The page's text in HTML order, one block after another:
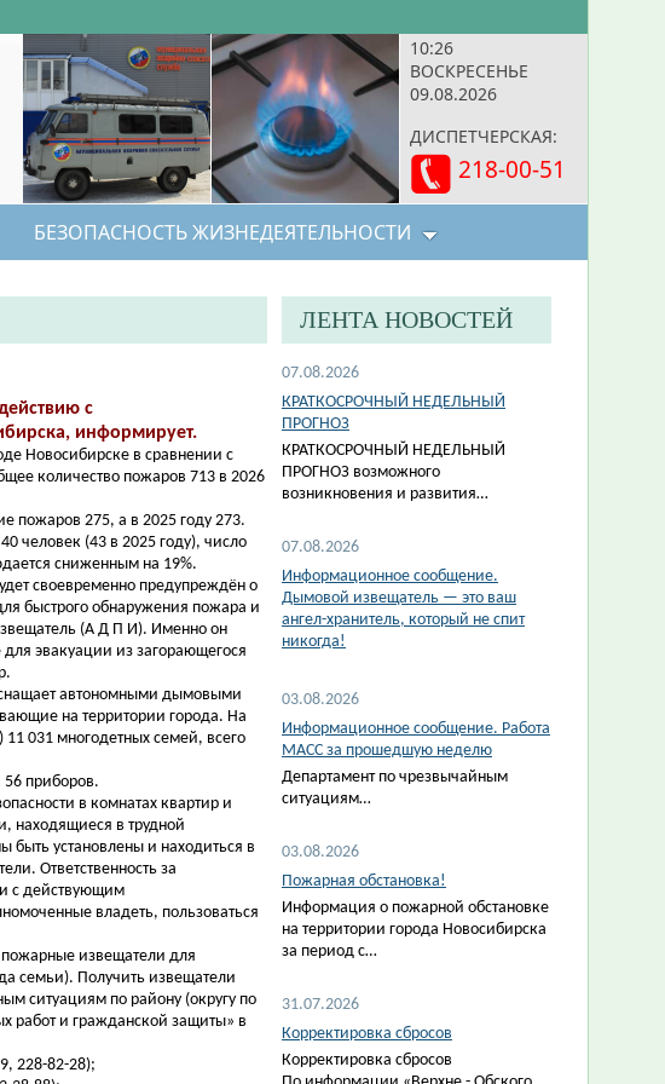
10:26
ВОСКРЕСЕНЬЕ
09.08.2026
ДИСПЕТЧЕРСКАЯ:
218-00-51
БЕЗОПАСНОСТЬ ЖИЗНЕДЕЯТЕЛЬНОСТИ
с
информирует.
Новосибирске в сравнении с
количество пожаров 713 в 2026
пожаров 275, а в 2025 году 273.
человек (43 в 2025 году), число
сниженным на 19%.
своевременно предупреждён о
быстрого обнаружения пожара и
(А Д П И). Именно он
эвакуации из загорающегося
автономными дымовыми
на территории города. На
11 031 многодетных семей, всего
приборов.
в комнатах квартир и
находящиеся в трудной
установлены и находиться в
Ответственность за
с действующим
владеть, пользоваться
извещатели для
семьи). Получить извещатели
ситуациям по району (округу по
работ и гражданской защиты» в
228-82-28);
ЛЕНТА НОВОСТЕЙ
07.08.2026
КРАТКОСРОЧНЫЙ НЕДЕЛЬНЫЙ
ПРОГНОЗ
КРАТКОСРОЧНЫЙ НЕДЕЛЬНЫЙ
ПРОГНОЗ возможного
возникновения и развития…
07.08.2026
Информационное сообщение.
Дымовой извещатель — это ваш
ангел-хранитель, который не спит
никогда!
03.08.2026
Информационное сообщение. Работа
МАСС за прошедшую неделю
Департамент по чрезвычайным
ситуациям…
03.08.2026
Пожарная обстановка!
Информация о пожарной обстановке
на территории города Новосибирска
за период с…
31.07.2026
Корректировка сбросов
Корректировка сбросов